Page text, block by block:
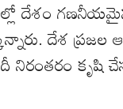
దేశం
దేశ ప్రజల
కృషి